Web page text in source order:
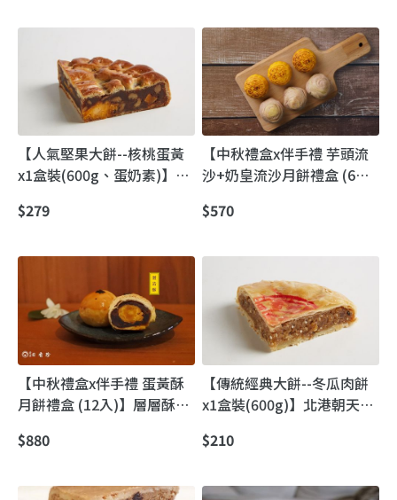
【人氣堅果大餅--核桃蛋黃
x1盒裝(600g、蛋奶素)】
天宮前百年古早味喜餅
$279
【中秋禮盒x伴手禮 芋頭流
沙+奶皇流沙月餅禮盒 (6
溫、加熱、冷藏都好吃
$570
【中秋禮盒x伴手禮 蛋黃酥
月餅禮盒 (12入)】層層酥皮
$880
【傳統經典大餅--冬瓜肉餅
x1盒裝(600g)】北港朝天宮
瓜肉喜餅
$210